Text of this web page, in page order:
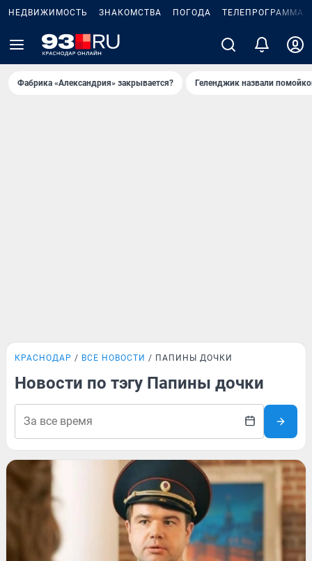
НЕДВИЖИМОСТЬ ЗНАКОМСТВА ПОГОДА ТЕЛЕПРОГРАММА
Фабрика «Александрия» закрывается? Геленджик назвали
КРАСНОДАР ВСЕ НОВОСТИ ПАПИНЫ ДОЧКИ
Новости по тэгу Папины дочки